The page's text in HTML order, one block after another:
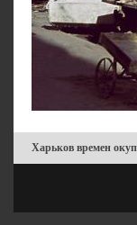
Харьков времен